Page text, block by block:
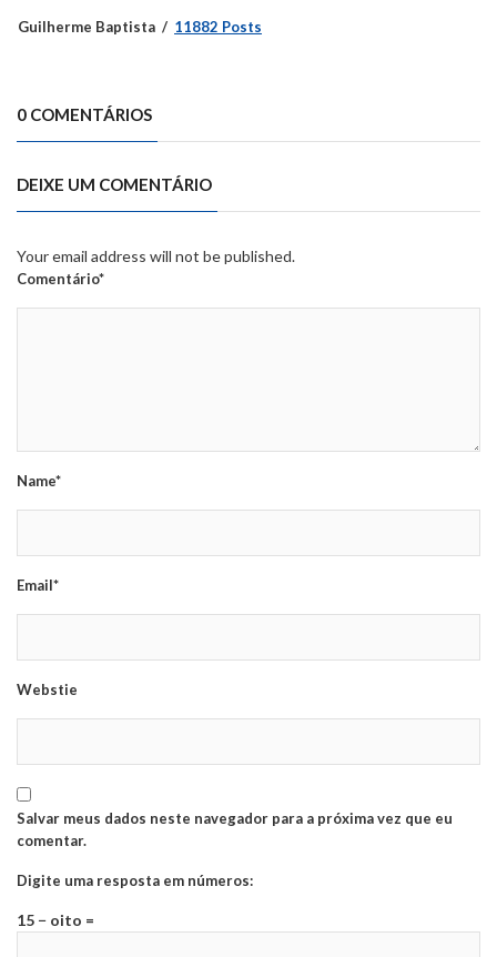
Guilherme Baptista 11882 Posts
0 COMENTÁRIOS
DEIXE UM COMENTÁRIO
Your email address will not be published.
Comentário*
Name*
Email*
Webstie
Salvar meus dados neste navegador para a próxima vez que eu
comentar.
Digite uma resposta em números:
15 − oito =